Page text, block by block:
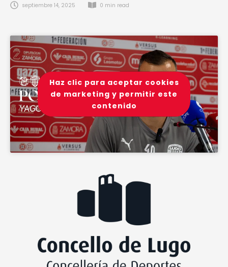
septiembre 14, 2025 0 min read
Haz clic para aceptar cookies
de marketing y permitir este
contenido